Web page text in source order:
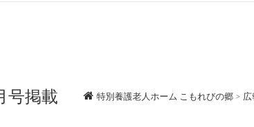
号掲載 特別養護老人ホーム こもれびの郷 >